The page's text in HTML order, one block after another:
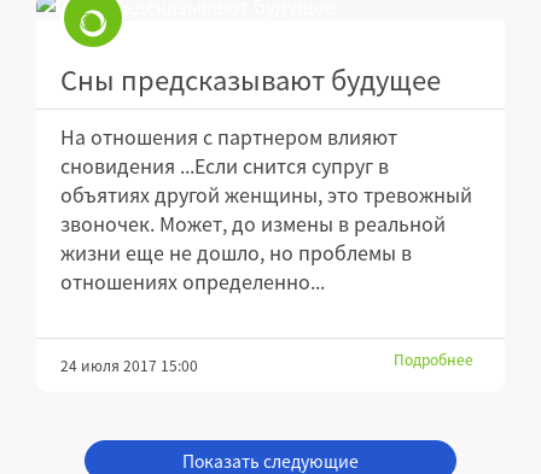
Сны предсказывают будущее
На отношения с партнером влияют
сновидения ...Если снится супруг в
объятиях другой женщины, это тревожный
звоночек. Может, до измены в реальной
жизни еще не дошло, но проблемы в
отношениях определенно...
24 июля 2017 15:00 Подробнее
Показать следующие